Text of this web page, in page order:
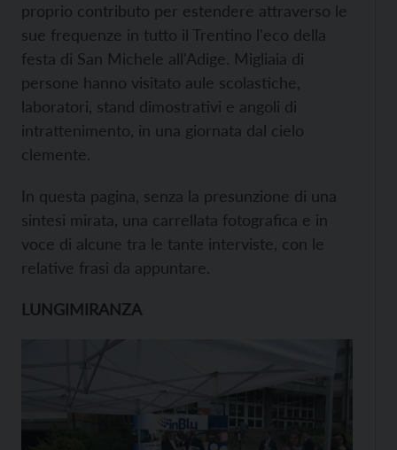
proprio contributo per estendere attraverso le
sue frequenze in tutto il Trentino l'eco della
festa di San Michele all'Adige. Migliaia di
persone hanno visitato aule scolastiche,
laboratori, stand dimostrativi e angoli di
intrattenimento, in una giornata dal cielo
clemente.
In questa pagina, senza la presunzione di una
sintesi mirata, una carrellata fotografica e in
voce di alcune tra le tante interviste, con le
relative frasi da appuntare.
LUNGIMIRANZA